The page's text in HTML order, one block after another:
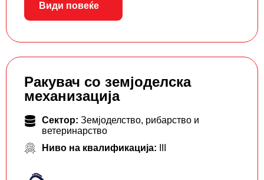
Види повеќе
Ракувач со земјоделска
механизација
Сектор: Земјоделство, рибарство и
ветеринарство
Ниво на квалификација: